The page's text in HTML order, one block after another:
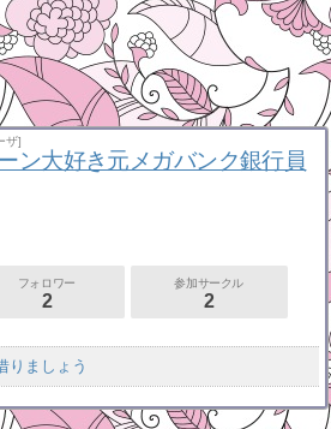
ザ]
ン大好き元メガバンク銀行員
フォロワー
2
参加サークル
2
りましょう